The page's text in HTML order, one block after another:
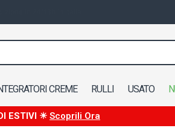
CREME RULLI USATO
ESTIVI ☀ Scoprili Ora